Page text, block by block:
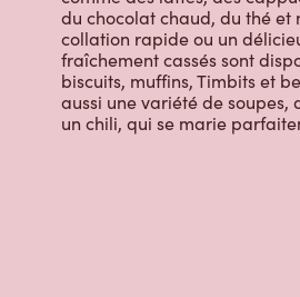
Le Tim Hortons du 1155
café fraîchement infusé.
régions caféières les plus
comme des lattes, des
du chocolat chaud, du thé et
collation rapide ou un